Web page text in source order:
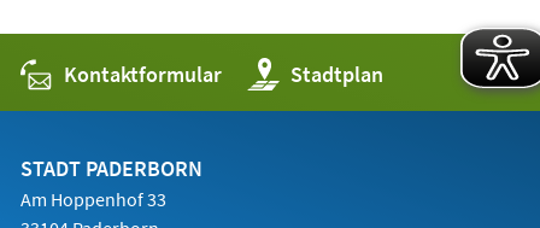
Kontaktformular Stadtplan
(Öffnet
in
einem
STADT PADERBORN
Am Hoppenhof 33